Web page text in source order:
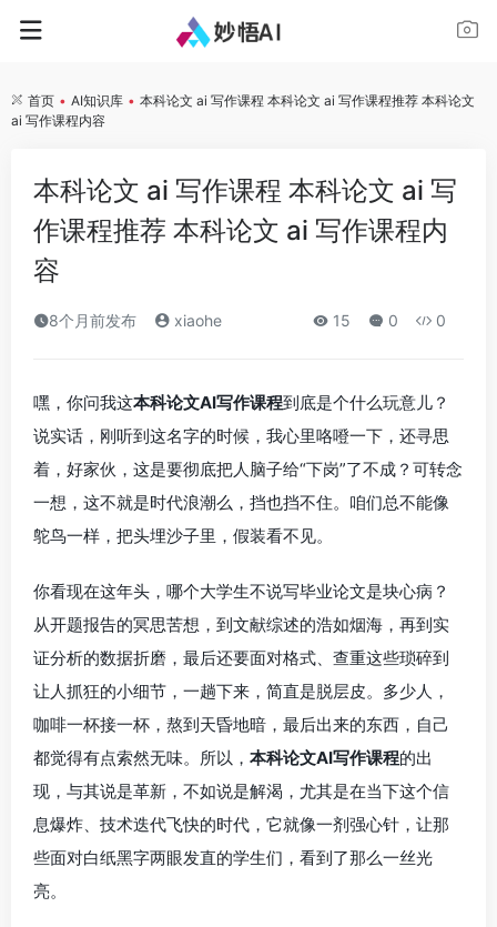
首页 • AI知识库 • 本科论文 ai 写作课程 本科论文 ai 写作课程推荐 本科论文
ai 写作课程内容
本科论文 ai 写作课程 本科论文 ai 写
作课程推荐 本科论文 ai 写作课程内
容
8个月前发布 xiaohe 15 0 0
嘿，你问我这本科论文AI写作课程到底是个什么玩意儿？
说实话，刚听到这名字的时候，我心里咯噔一下，还寻思
着，好家伙，这是要彻底把人脑子给“下岗”了不成？可转念
一想，这不就是时代浪潮么，挡也挡不住。咱们总不能像
鸵鸟一样，把头埋沙子里，假装看不见。
你看现在这年头，哪个大学生不说写毕业论文是块心病？
从开题报告的冥思苦想，到文献综述的浩如烟海，再到实
证分析的数据折磨，最后还要面对格式、查重这些琐碎到
让人抓狂的小细节，一趟下来，简直是脱层皮。多少人，
咖啡一杯接一杯，熬到天昏地暗，最后出来的东西，自己
都觉得有点索然无味。所以， 本科论文AI写作课程的出
现，与其说是革新，不如说是解渴，尤其是在当下这个信
息爆炸、技术迭代飞快的时代，它就像一剂强心针，让那
些面对白纸黑字两眼发直的学生们，看到了那么一丝光
亮。